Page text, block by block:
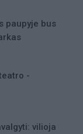
paupyje bus
-
vilioja